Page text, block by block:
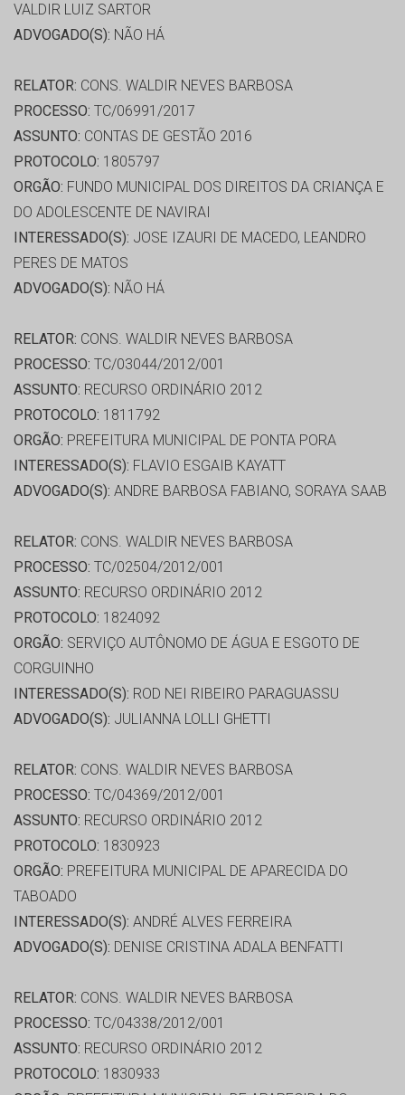
VALDIR LUIZ SARTOR
ADVOGADO(S): NÃO HÁ
RELATOR: CONS. WALDIR NEVES BARBOSA
PROCESSO: TC/06991/2017
ASSUNTO: CONTAS DE GESTÃO 2016
PROTOCOLO: 1805797
ORGÃO: FUNDO MUNICIPAL DOS DIREITOS DA CRIANÇA E
DO ADOLESCENTE DE NAVIRAI
INTERESSADO(S): JOSE IZAURI DE MACEDO, LEANDRO
PERES DE MATOS
ADVOGADO(S): NÃO HÁ
RELATOR: CONS. WALDIR NEVES BARBOSA
PROCESSO: TC/03044/2012/001
ASSUNTO: RECURSO ORDINÁRIO 2012
PROTOCOLO: 1811792
ORGÃO: PREFEITURA MUNICIPAL DE PONTA PORA
INTERESSADO(S): FLAVIO ESGAIB KAYATT
ADVOGADO(S): ANDRE BARBOSA FABIANO, SORAYA SAAB
RELATOR: CONS. WALDIR NEVES BARBOSA
PROCESSO: TC/02504/2012/001
ASSUNTO: RECURSO ORDINÁRIO 2012
PROTOCOLO: 1824092
ORGÃO: SERVIÇO AUTÔNOMO DE ÁGUA E ESGOTO DE
CORGUINHO
INTERESSADO(S): ROD NEI RIBEIRO PARAGUASSU
ADVOGADO(S): JULIANNA LOLLI GHETTI
RELATOR: CONS. WALDIR NEVES BARBOSA
PROCESSO: TC/04369/2012/001
ASSUNTO: RECURSO ORDINÁRIO 2012
PROTOCOLO: 1830923
ORGÃO: PREFEITURA MUNICIPAL DE APARECIDA DO
TABOADO
INTERESSADO(S): ANDRÉ ALVES FERREIRA
ADVOGADO(S): DENISE CRISTINA ADALA BENFATTI
RELATOR: CONS. WALDIR NEVES BARBOSA
PROCESSO: TC/04338/2012/001
ASSUNTO: RECURSO ORDINÁRIO 2012
PROTOCOLO: 1830933